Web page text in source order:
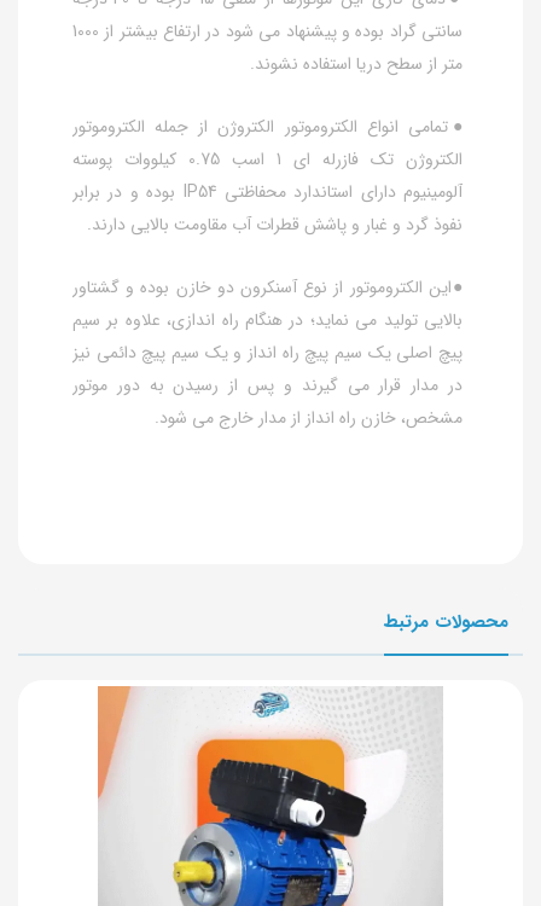
سانتی گراد بوده و پیشنهاد می شود در ارتفاع بیشتر از 1000
متر از سطح دریا استفاده نشوند.
●تمامی انواع الکتروموتور الکتروژن از جمله الکتروموتور
الکتروژن تک فازرله ای 1 اسب 0.75 کیلووات پوسته
آلومینیوم دارای استاندارد محفاظتی IP54 بوده و در برابر
نفوذ گرد و غبار و پاشش قطرات آب مقاومت بالایی دارند.
●این الکتروموتور از نوع آسنکرون دو خازن بوده و گشتاور
بالایی تولید می نماید؛ در هنگام راه اندازی، علاوه بر سیم
پیچ اصلی یک سیم پیچ راه انداز و یک سیم پیچ دائمی نیز
در مدار قرار می گیرند و پس از رسیدن به دور موتور
مشخص، خازن راه انداز از مدار خارج می شود.
محصولات مرتبط